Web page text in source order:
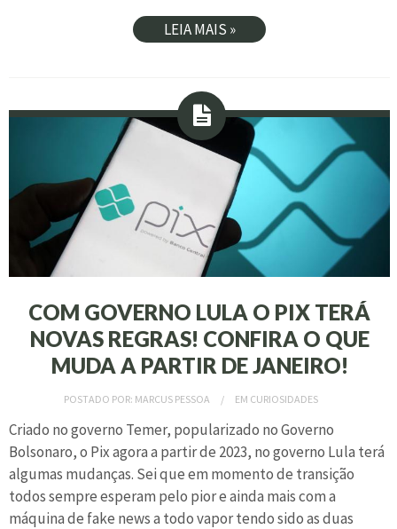
LEIA MAIS »
COM GOVERNO LULA O PIX TERÁ
NOVAS REGRAS! CONFIRA O QUE
MUDA A PARTIR DE JANEIRO!
POSTADO POR: MARCUS PESSOA EM CURIOSIDADES
Criado no governo Temer, popularizado no Governo
Bolsonaro, o Pix agora a partir de 2023, no governo Lula terá
algumas mudanças. Sei que em momento de transição
todos sempre esperam pelo pior e ainda mais com a
máquina de fake news a todo vapor tendo sido as duas